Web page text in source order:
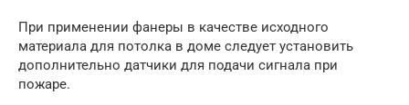
При применении фанеры в качестве исходного
материала для потолка в доме следует установить
дополнительно датчики для подачи сигнала при
пожаре.